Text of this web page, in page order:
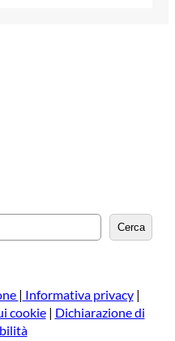
Cerca
| Informativa privacy|
cookie| Dichiarazione di